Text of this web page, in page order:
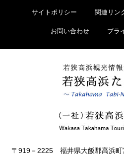
サイトポリシー 関連リン
お問い合わせ プラ
〒919－2225 福井県大飯郡高浜町